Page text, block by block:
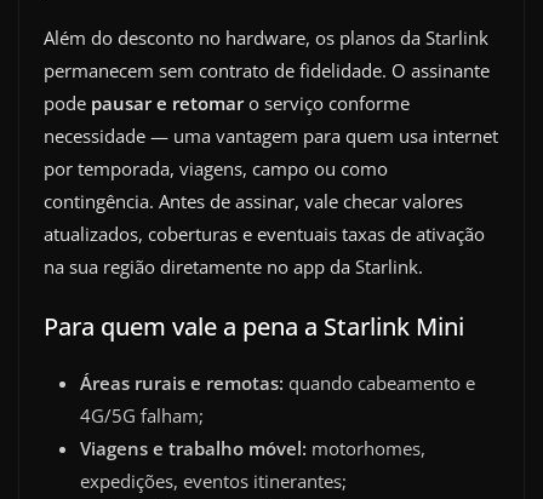
Além do desconto no hardware, os planos da Starlink
permanecem sem contrato de fidelidade. O assinante
pode pausar e retomaro serviço conforme
necessidade — uma vantagem para quem usa internet
por temporada, viagens, campo ou como
contingência. Antes de assinar, vale checar valores
atualizados, coberturas e eventuais taxas de ativação
na sua região diretamente no app da Starlink.
Para quem vale a pena a Starlink Mini
Áreas rurais e remotas: quando cabeamento e
4G/5G falham;
Viagens e trabalho móvel: motorhomes,
expedições, eventos itinerantes;